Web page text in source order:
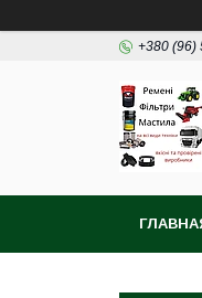
+380 (96)